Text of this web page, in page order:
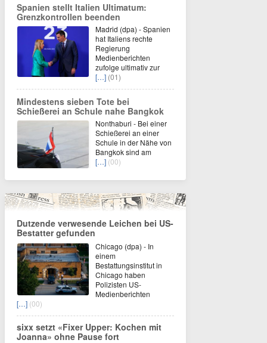
Spanien stellt Italien Ultimatum:
Grenzkontrollen beenden
Madrid (dpa) - Spanien
hat Italiens rechte
Regierung
Medienberichten
zufolge ultimativ zur
[…] (01)
Mindestens sieben Tote bei
Schießerei an Schule nahe Bangkok
Nonthaburi - Bei einer
Schießerei an einer
Schule in der Nähe von
Bangkok sind am
[…] (00)
Dutzende verwesende Leichen bei US-
Bestatter gefunden
Chicago (dpa) - In
einem
Bestattungsinstitut in
Chicago haben
Polizisten US-
Medienberichten
[…] (00)
sixx setzt «Fixer Upper: Kochen mit
Joanna» ohne Pause fort